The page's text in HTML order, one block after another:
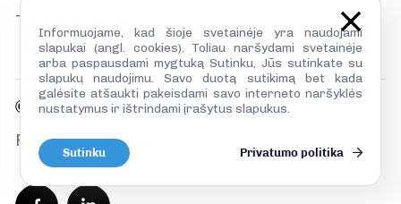
TILS biblioteka
© TILS 2026
Privatumo politika
Informuojame, kad šioje svetainėje yra naudojami
slapukai (angl. cookies). Toliau naršydami svetainėje
arba paspausdami mygtuką Sutinku, Jūs sutinkate su
slapukų naudojimu. Savo duotą sutikimą bet kada
galėsite atšaukti pakeisdami savo interneto naršyklės
nustatymus ir ištrindami įrašytus slapukus.
Sutinku Privatumo politika